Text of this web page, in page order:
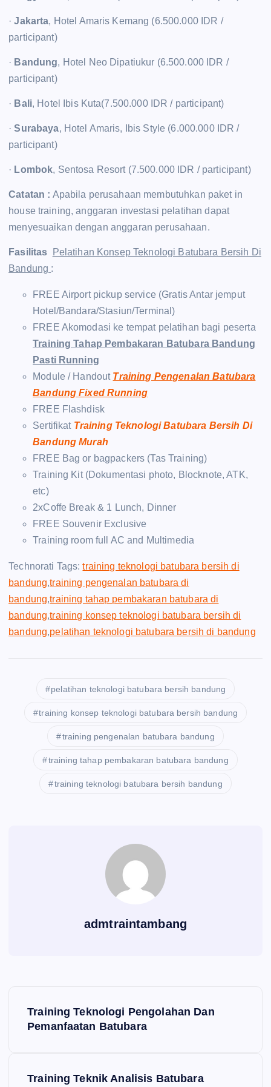
·Jakarta, Hotel Amaris Kemang (6.500.000 IDR /
participant)
· Bandung, Hotel Neo Dipatiukur (6.500.000 IDR /
participant)
· Bali, Hotel Ibis Kuta(7.500.000 IDR / participant)
·Surabaya, Hotel Amaris, Ibis Style (6.000.000 IDR /
participant)
· Lombok, Sentosa Resort (7.500.000 IDR / participant)
Catatan : Apabila perusahaan membutuhkan paket in
house training, anggaran investasi pelatihan dapat
menyesuaikan dengan anggaran perusahaan.
Fasilitas
Pelatihan Konsep Teknologi Batubara Bersih Di
Bandung :
FREE Airport pickup service (Gratis Antar jemput
Hotel/Bandara/Stasiun/Terminal)
FREE Akomodasi ke tempat pelatihan bagi peserta
Training Tahap Pembakaran Batubara Bandung
Pasti Running
Module / Handout Training Pengenalan Batubara
Bandung Fixed Running
FREE Flashdisk
Sertifikat Training Teknologi Batubara Bersih Di
Bandung Murah
FREE Bag or bagpackers (Tas Training)
Training Kit (Dokumentasi photo, Blocknote, ATK,
etc)
2xCoffe Break & 1 Lunch, Dinner
FREE Souvenir Exclusive
Training room full AC and Multimedia
Technorati Tags:training teknologi batubara bersih di
bandung,training pengenalan batubara di
bandung,training tahap pembakaran batubara di
bandung,training konsep teknologi batubara bersih di
bandung,pelatihan teknologi batubara bersih di bandung
pelatihan teknologi batubara bersih bandung
training konsep teknologi batubara bersih bandung
training pengenalan batubara bandung
training tahap pembakaran batubara bandung
training teknologi batubara bersih bandung
admtraintambang
Training Teknologi Pengolahan Dan
Pemanfaatan Batubara
Training Teknik Analisis Batubara